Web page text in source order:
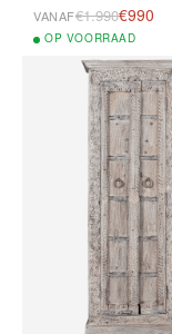
VANAF€1.990€990
OP VOORRAAD